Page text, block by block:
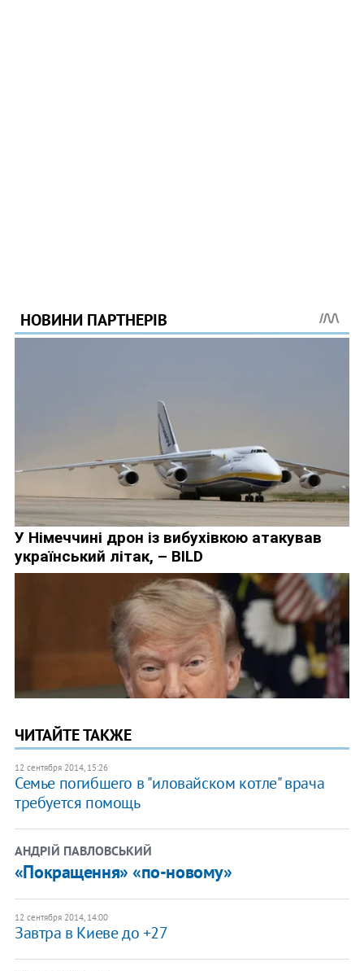
ЧИТАЙТЕ ТАКЖЕ
12 сентября 2014, 15:26
Семье погибшего в "иловайском котле" врача
требуется помощь
АНДРІЙ ПАВЛОВСЬКИЙ
«Покращення» «по-новому»
12 сентября 2014, 14:00
Завтра в Киеве до +27